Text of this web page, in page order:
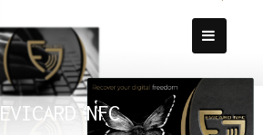
EVICARD NFC